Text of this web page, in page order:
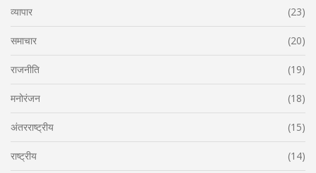
व्यापार (23)
समाचार (20)
राजनीति (19)
मनोरंजन (18)
अंतरराष्ट्रीय (15)
राष्ट्रीय (14)